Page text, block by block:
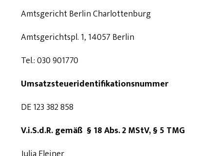
Amtsgericht Berlin Charlottenburg
Amtsgerichtspl. 1, 14057 Berlin
Tel.: 030 901770
Umsatzsteueridentifikationsnummer
DE 123 382 858
V.i.S.d.R. gemäß § 18 Abs. 2 MStV, § 5 TMG